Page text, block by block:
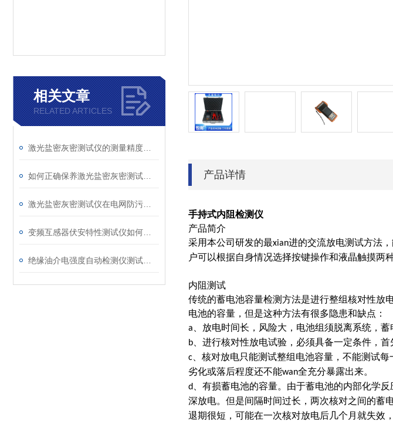
相关文章
RELATED ARTICLES
产品详情
手持式内阻检测仪
产品简介
采用本公司研发的最xian进的交流放电测试方法
户可以根据自身情况选择按键操作和液晶触摸两
内阻测试
传统的蓄电池容量检测方法是进行整组核对性放
电池的容量，但是这种方法有很多隐患和缺点：
a 、放电时间长，风险大，电池组须脱离系统，
b 、进行核对性放电试验，必须具备一定条件，
c 、核对放电只能测试整组电池容量，不能测试
劣化或落后程度还不能wan全充分暴露出来。
d 、有损蓄电池的容量。由于蓄电池的内部化学反
深放电。但是间隔时间过长，两次核对之间的蓄
退期很短，可能在一次核对放电后几个月就失效